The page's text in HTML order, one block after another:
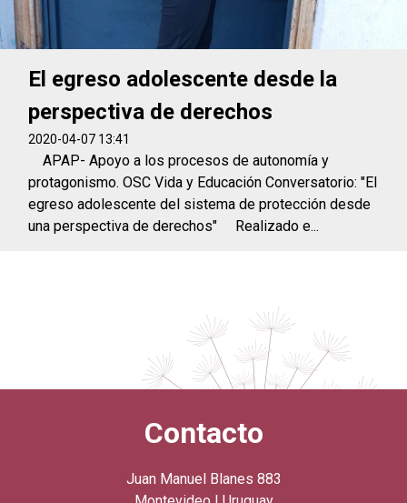
El egreso adolescente desde la
perspectiva de derechos
2020-04-07 13:41
APAP- Apoyo a los procesos de autonomía y
protagonismo. OSC Vida y Educación Conversatorio: "El
egreso adolescente del sistema de protección desde
una perspectiva de derechos" Realizado e...
Contacto
Juan Manuel Blanes 883